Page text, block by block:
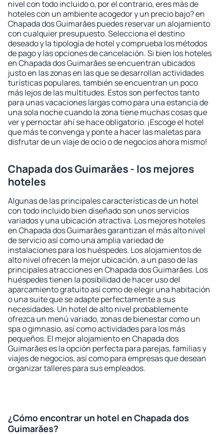
nivel con todo incluido o, por el contrario, eres más de
hoteles con un ambiente acogedor y un precio bajo? en
Chapada dos Guimarăes puedes reservar un alojamiento
con cualquier presupuesto. Selecciona el destino
deseado y la tipología de hotel y comprueba los métodos
de pago y las opciones de cancelación. Si bien los hoteles
en Chapada dos Guimarăes se encuentran ubicados
justo en las zonas en las que se desarrollan actividades
turísticas populares, también se encuentran un poco
más lejos de las multitudes. Estos son perfectos tanto
para unas vacaciones largas como para una estancia de
una sola noche cuando la zona tiene muchas cosas que
ver y pernoctar ahí se hace obligatorio. ¡Escoge el hotel
que más te convenga y ponte a hacer las maletas para
disfrutar de un viaje de ocio o de negocios ahora mismo!
Chapada dos Guimarăes - los mejores
hoteles
Algunas de las principales características de un hotel
con todo incluido bien diseñado son unos servicios
variados y una ubicación atractiva. Los mejores hoteles
en Chapada dos Guimarăes garantizan el más alto nivel
de servicio así como una amplia variedad de
instalaciones para los huéspedes. Los alojamientos de
alto nivel ofrecen la mejor ubicación, a un paso de las
principales atracciones en Chapada dos Guimarăes. Los
huéspedes tienen la posibilidad de hacer uso del
aparcamiento gratuito así como de elegir una habitación
o una suite que se adapte perfectamente a sus
necesidades. Un hotel de alto nivel probablemente
ofrezca un menú variado, zonas de bienestar como un
spa o gimnasio, así como actividades para los más
pequeños. El mejor alojamiento en Chapada dos
Guimarăes es la opción perfecta para parejas, familias y
viajes de negocios, así como para empresas que desean
organizar talleres para sus empleados.
¿Cómo encontrar un hotel en Chapada dos
Guimarăes?